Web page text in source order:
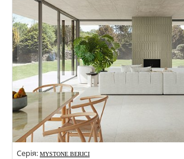
Серія: MYSTONE BERICI